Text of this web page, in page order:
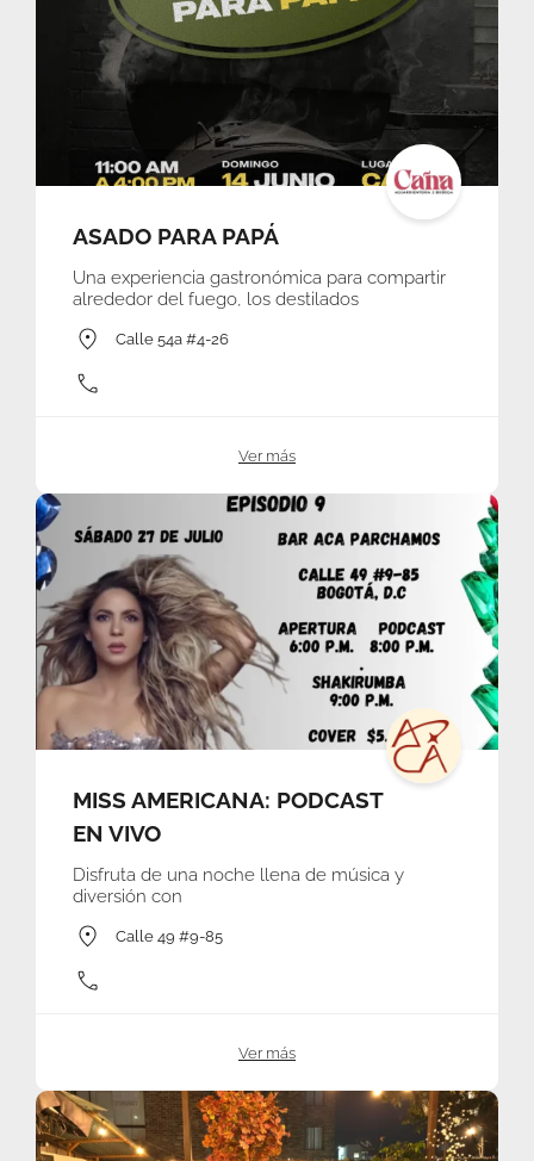
ASADO PARA PAPÁ
Una experiencia gastronómica para compartir
alrededor del fuego, los destilados
Calle 54a #4-26
Ver más
MISS AMERICANA: PODCAST
EN VIVO
Disfruta de una noche llena de música y
diversión con
Calle 49 #9-85
Ver más